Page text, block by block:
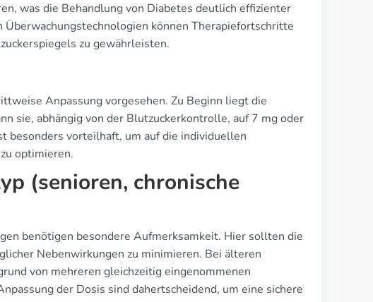
was die Behandlung von Diabetes deutlich effizienter
können Therapiefortschritte
zu gewährleisten.
Anpassung vorgesehen. Zu Beginn liegt die
sie, abhängig von der Blutzuckerkontrolle, auf 7 mg oder
besonders vorteilhaft, um auf die individuellen
optimieren.
(senioren, chronische
benötigen besondere Aufmerksamkeit. Hier sollten die
Nebenwirkungen zu minimieren. Bei älteren
von mehreren gleichzeitig eingenommenen
der Dosis sind dahertscheidend, um eine sichere